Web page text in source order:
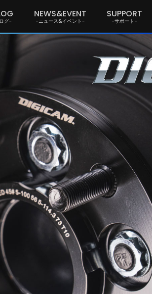
グ-
NEWS&EVENT
-ニュース&イベント-
SUPPORT
-サポート-